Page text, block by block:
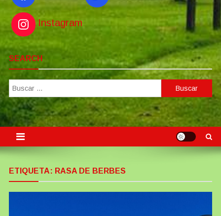
Instagram
SEARCH
Buscar:
ETIQUETA: RASA DE BERBES